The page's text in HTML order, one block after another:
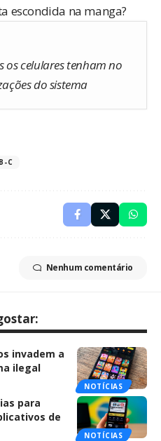
escondida na manga?
os celulares tenham no
do sistema
C
Nenhum comentário
NOTÍCIAS
invadem a
ilegal
NOTÍCIAS
para
de